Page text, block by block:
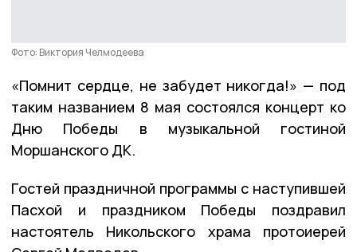
Фото: Виктория Челмодеева
«Помнит сердце, не забудет никогда!» — под
таким названием 8 мая состоялся концерт ко
Дню Победы в музыкальной гостиной
Моршанского ДК.
Гостей праздничной программы с наступившей
Пасхой и праздником Победы поздравил
настоятель Никольского храма протоиерей